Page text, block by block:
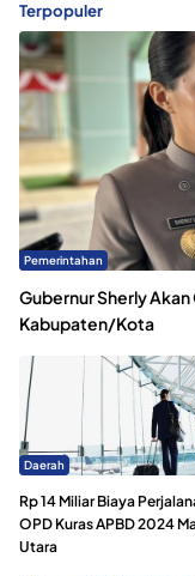
Terpopuler
Pemerintahan
Gubernur Sherly Akan
Kabupaten/Kota
Daerah
Rp 14 Miliar Biaya
OPD Kuras APBD 2024
Utara